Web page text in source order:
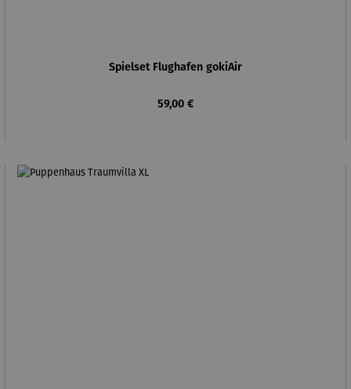
Spielset Flughafen gokiAir
Regulärer Preis:
59,00 €